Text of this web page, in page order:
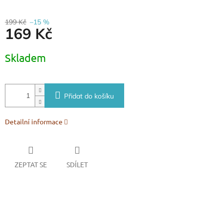
199 Kč –15 %
169 Kč
cena:
Skladem
Přidat do košíku
Detailní informace
ZEPTAT SE SDÍLET